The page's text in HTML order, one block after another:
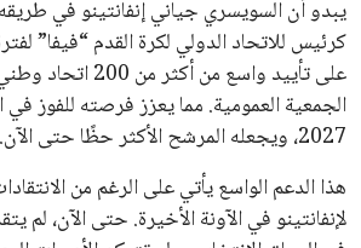
عمر إبراهيم 22 يوليو 2026
على جودتها قبل أول
خالد فؤاد 18 يوليو 2026